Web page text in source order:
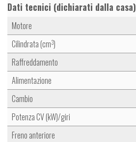
Dati tecnici (dichiarati dalla casa)
Motore
Cilindrata (cm3)
Raffreddamento
Alimentazione
Cambio
Potenza CV (kW)/giri
Freno anteriore